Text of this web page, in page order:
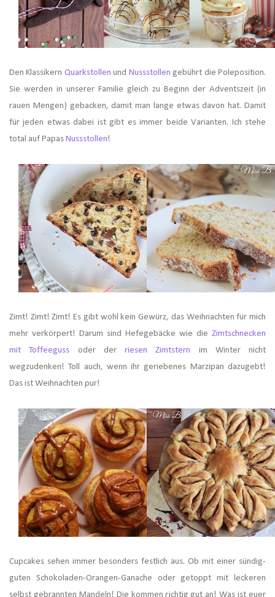
Den Klassikern Quarkstollenund Nussstollen gebührt die Poleposition.
Sie werden in unserer Familie gleich zu Beginn der Adventszeit (in
rauen Mengen) gebacken, damit man lange etwas davon hat. Damit
für jeden etwas dabei ist gibt es immer beide Varianten. Ich stehe
total auf Papas Nussstollen!
Zimt! Zimt! Zimt! Es gibt wohl kein Gewürz, das Weihnachten für mich
mehr verkörpert! Darum sind Hefegebäcke wie die Zimtschnecken
mit Toffeeguss oder der riesen Zimtstern im Winter nicht
wegzudenken! Toll auch, wenn ihr geriebenes Marzipan dazugebt!
Das ist Weihnachten pur!
Cupcakes sehen immer besonders festlich aus. Ob mit einer sündig-
guten Schokoladen-Orangen-Ganache oder getoppt mit leckeren
selbst gebrannten Mandeln! Die kommen richtig gut an! Was ist euer